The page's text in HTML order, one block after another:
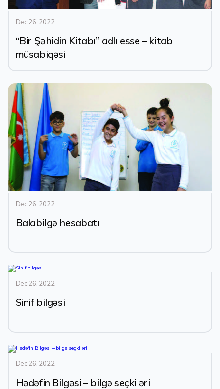
Dec 26, 2022
“Bir Şəhidin Kitabı” adlı esse – kitab
müsabiqəsi
Dec 26, 2022
Balabilgə hesabatı
Dec 26, 2022
Sinif bilgəsi
Dec 26, 2022
Hədəfin Bilgəsi – bilgə seçkiləri